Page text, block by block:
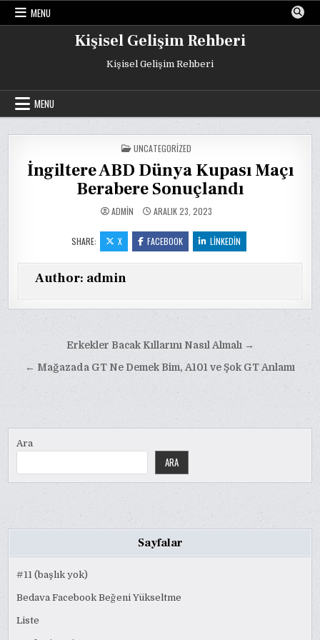
Skip
MENU
Kişisel Gelişim Rehberi
Kişisel Gelişim Rehberi
MENU
POSTED
IN
UNCATEGORIZED
İngiltere ABD Dünya Kupası Maçı
Berabere Sonuçlandı
ADMIN ARALIK 23, 2023
SHARE: X FACEBOOK LINKEDIN
Author: admin
gezinmesi
Erkekler Bacak Kıllarını Nasıl Almalı →
← Mağazada GT Ne Demek Bim, A101 ve Şok GT Anlamı
Ara
ARA
Sayfalar
#11 (başlık yok)
Bedava Facebook Beğeni Yükseltme
Liste